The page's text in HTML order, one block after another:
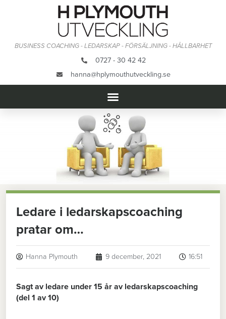
BUSINESS COACHING - LEDARSKAP - FÖRSÄLJNING - HÅLLBARHET
0727 - 30 42 42
hanna@hplymouthutveckling.se
Ledare i ledarskapscoaching
pratar om…
Hanna Plymouth 9 december, 2021 16:51
Sagt av ledare under 15 år av ledarskapscoaching
(del 1 av 10)